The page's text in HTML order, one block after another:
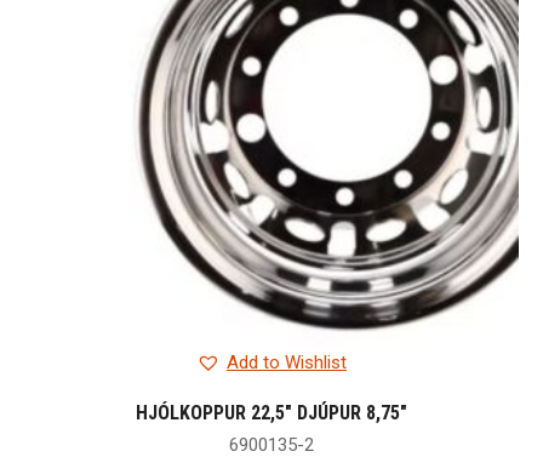
Add to Wishlist
HJÓLKOPPUR 22,5″ DJÚPUR 8,75″
6900135-2